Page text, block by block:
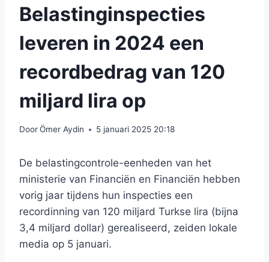
Belastinginspecties
leveren in 2024 een
recordbedrag van 120
miljard lira op
DoorÖmer Aydin 5 januari 2025 20:18
De belastingcontrole-eenheden van het
ministerie van Financiën en Financiën hebben
vorig jaar tijdens hun inspecties een
recordinning van 120 miljard Turkse lira (bijna
3,4 miljard dollar) gerealiseerd, zeiden lokale
media op 5 januari.